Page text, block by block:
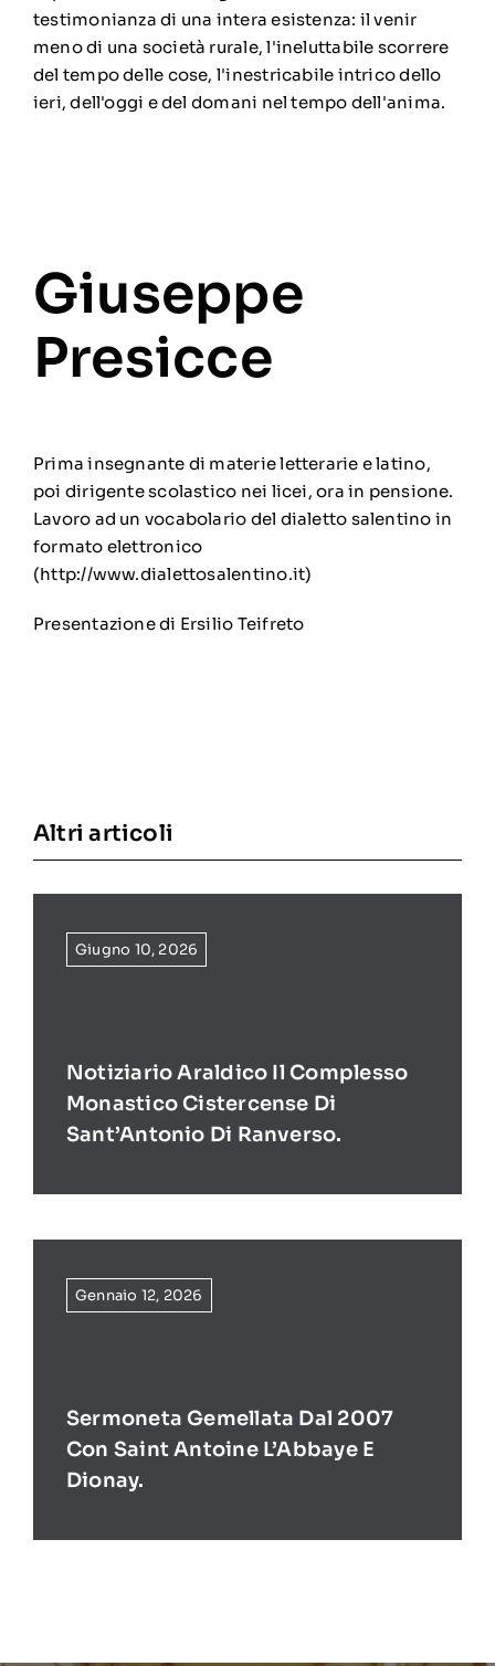
testimonianza di una intera esistenza: il venir
meno di una società rurale, l'ineluttabile scorrere
del tempo delle cose, l'inestricabile intrico dello
ieri, dell'oggi e del domani nel tempo dell'anima.
Giuseppe
Presicce
Prima insegnante di materie letterarie e latino,
poi dirigente scolastico nei licei, ora in pensione.
Lavoro ad un vocabolario del dialetto salentino in
formato elettronico
(http://www.dialettosalentino.it)
Presentazione di Ersilio Teifreto
Altri articoli
Giugno 10, 2026
Notiziario Araldico Il Complesso
Monastico Cistercense Di
Sant’Antonio Di Ranverso.
Gennaio 12, 2026
Sermoneta Gemellata Dal 2007
Con Saint Antoine L’Abbaye E
Dionay.